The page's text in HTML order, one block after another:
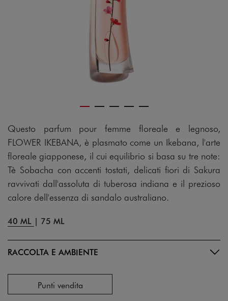
Questo parfum pour femme floreale e legnoso,
FLOWER IKEBANA, è plasmato come un Ikebana, l'arte
floreale giapponese, il cui equilibrio si basa su tre note:
Tè Sobacha con accenti tostati, delicati fiori di Sakura
ravvivati dall'assoluta di tuberosa indiana e il prezioso
calore dell'essenza di sandalo australiano.
40 ML | 75 ML
RACCOLTA E AMBIENTE
Punti vendita